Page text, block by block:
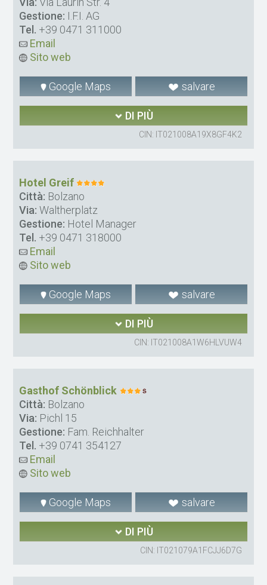
Gestione: I.F.I. AG
Tel. +39 0471 311000
Email
Sito web
Google Maps salvare
DI PIÙ
CIN: IT021008A19X8GF4K2
Hotel Greif
Città: Bolzano
Via: Waltherplatz
Gestione: Hotel Manager
Tel. +39 0471 318000
Email
Sito web
Google Maps salvare
DI PIÙ
CIN: IT021008A1W6HLVUW4
Gasthof Schönblick
Città: Bolzano
Via: Pichl 15
Gestione: Fam. Reichhalter
Tel. +39 0741 354127
Email
Sito web
Google Maps salvare
DI PIÙ
CIN: IT021079A1FCJJ6D7G